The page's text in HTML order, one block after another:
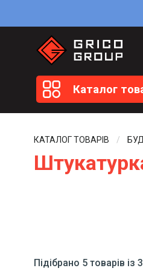
Каталог
КАТАЛОГ ТОВАРІВ
Підібрано 5 товарів із